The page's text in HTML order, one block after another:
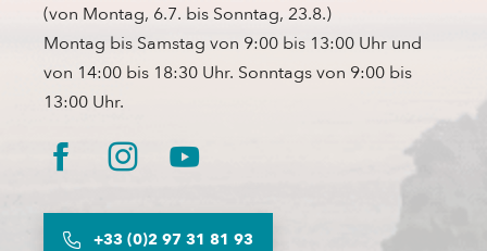
(von Montag, 6.7. bis Sonntag, 23.8.)
Montag bis Samstag von 9:00 bis 13:00 Uhr und
von 14:00 bis 18:30 Uhr. Sonntags von 9:00 bis
13:00 Uhr.
+33 (0)2 97 31 81 93